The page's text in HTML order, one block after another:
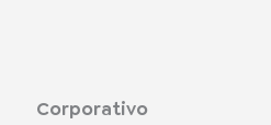
Corporativo